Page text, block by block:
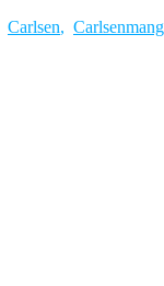
Carlsen,